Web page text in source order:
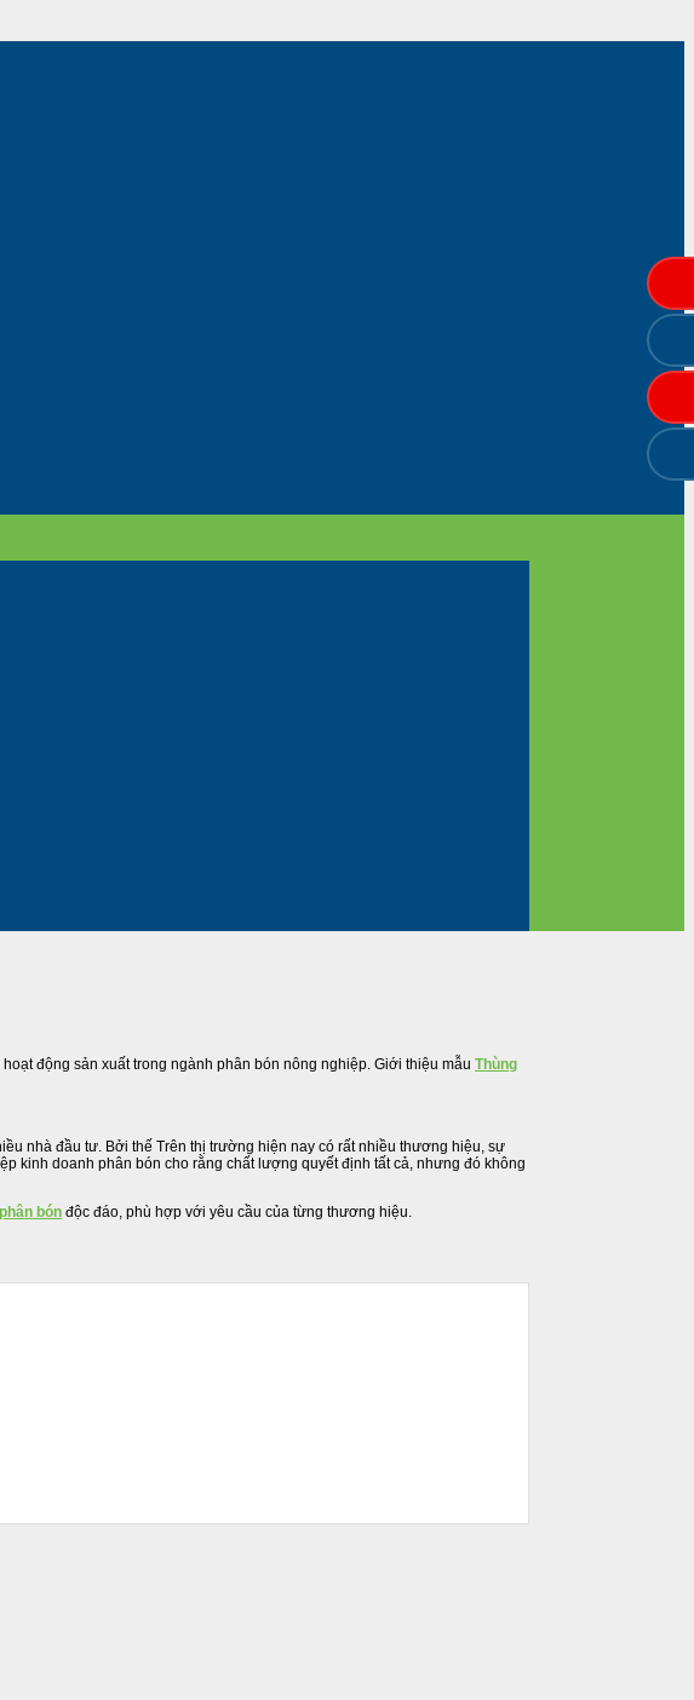
động sản xuất trong ngành phân bón nông nghiệp. Giới thiệu mẫu Thùng
nhà đầu tư. Bởi thế Trên thị trường hiện nay có rất nhiều thương hiệu, sự
kinh doanh phân bón cho rằng chất lượng quyết định tất cả, nhưng đó không
bón độc đáo, phù hợp với yêu cầu của từng thương hiệu.